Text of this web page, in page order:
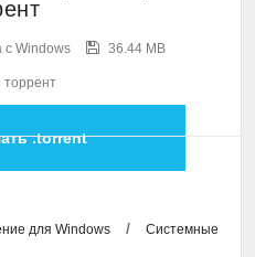
с Windows 36.44 MB
торрент
.torrent
для Windows / Системные